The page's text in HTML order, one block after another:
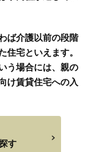
ば介護以前の段階
住宅といえます。
う場合には、親の
け賃貸住宅への入
す